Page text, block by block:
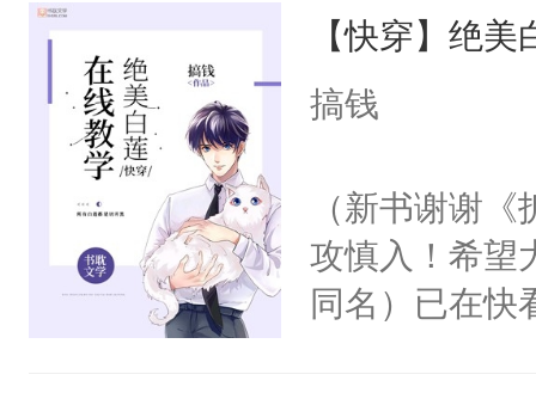
来，给老公
用力——为你
【快穿】绝
搞钱
（新书谢谢
攻慎入！希望
同名）已在快